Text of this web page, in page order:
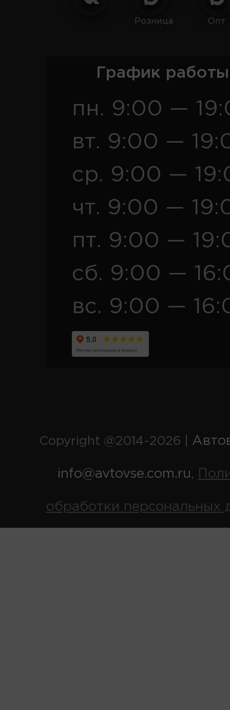
Розница Опт
График
пн. 9:00 —
вт. 9:00 —
ср. 9:00 —
чт. 9:00 —
пт. 9:00 —
сб. 9:00 —
вс. 9:00 —
Copyright @2014-2026 |
info@avtovse.com.ru,
обработки персональных